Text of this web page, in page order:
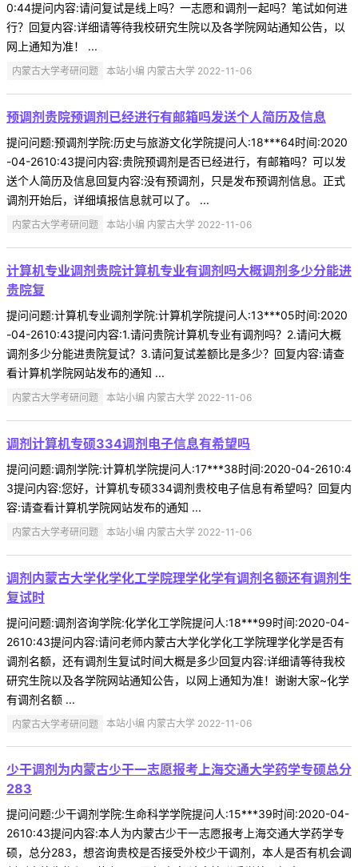
0:44提问内容:请问复试是线上吗？一志愿和调剂一起吗？笔试如何进
行？回复内容:详细请等待我校研究生院以及各学院网站通知公告，以
网上通知为准！ ...
内蒙古大学考研问题 本站小编 内蒙古大学 2022-11-06
预调剂贵院预调剂已经进行有邮箱吗发送个人简历及信息
提问问题:预调剂学院:历史与旅游文化学院提问人:18***64时间:2020
-04-2610:43提问内容:贵院预调剂是否已经进行，有邮箱吗？可以发
送个人简历及信息回复内容:没有预调剂，只是发布预调剂信息。正式
调剂开始后，详细填报信息就可以了。 ...
内蒙古大学考研问题 本站小编 内蒙古大学 2022-11-06
计算机专业调剂贵院计算机专业有调剂吗大概调剂多少分能进
贵院复
提问问题:计算机专业调剂学院:计算机学院提问人:13***05时间:2020
-04-2610:43提问内容:1.请问贵院计算机专业有调剂吗？2.请问大概
调剂多少分能进贵院复试？3.请问复试差额比是多少？回复内容:请查
看计算机学院网站发布的通知 ...
内蒙古大学考研问题 本站小编 内蒙古大学 2022-11-06
调剂计算机专硕334调剂电子信息有希望吗
提问问题:调剂学院:计算机学院提问人:17***38时间:2020-04-2610:4
3提问内容:您好，计算机专硕334调剂贵校电子信息有希望吗？回复内
容:请查看计算机学院网站发布的通知 ...
内蒙古大学考研问题 本站小编 内蒙古大学 2022-11-06
调剂内蒙古大学化学化工学院理学化学有调剂名额还有调剂生
复试时
提问问题:调剂咨询学院:化学化工学院提问人:18***99时间:2020-04-
2610:43提问内容:请问老师内蒙古大学化学化工学院理学化学是否有
调剂名额，还有调剂生复试时间大概是多少回复内容:详细请等待我校
研究生院以及各学院网站通知公告，以网上通知为准！谢谢大家~化学
有调剂名额 ...
内蒙古大学考研问题 本站小编 内蒙古大学 2022-11-06
少干调剂为内蒙古少干一志愿报考上海交通大学药学专硕总分
283
提问问题:少干调剂学院:生命科学学院提问人:15***39时间:2020-04-
2610:43提问内容:本人为内蒙古少干一志愿报考上海交通大学药学专
硕，总分283，想咨询贵校是否接受外校少干调剂，本人是否有机会调